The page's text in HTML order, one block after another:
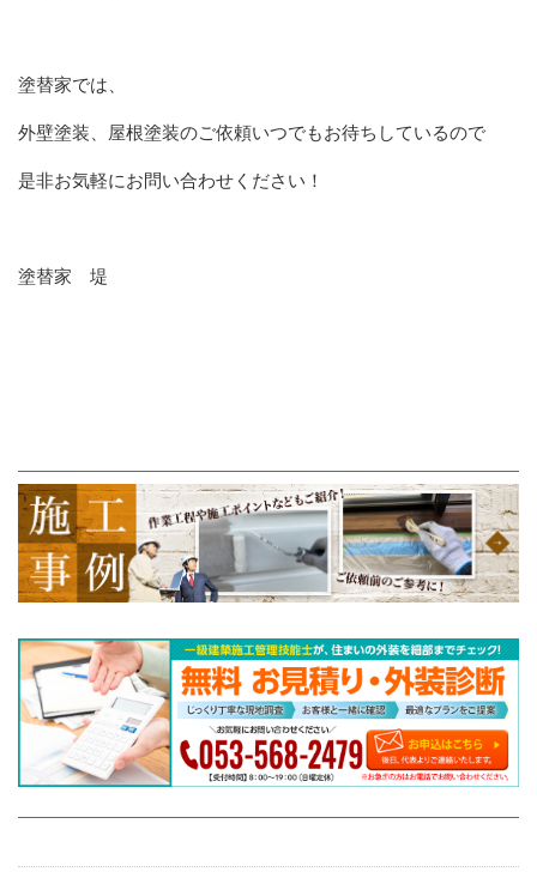
塗替家では、
外壁塗装、屋根塗装のご依頼いつでもお待ちしているので
是非お気軽にお問い合わせください！
塗替家 堤